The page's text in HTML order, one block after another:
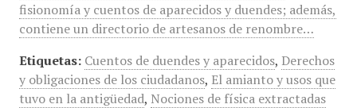
fisionomía y cuentos de aparecidos y duendes; además,
contiene un directorio de artesanos de renombre…
Etiquetas: Cuentos de duendes y aparecidos, Derechos
y obligaciones de los ciudadanos, El amianto y usos que
tuvo en la antigüedad, Nociones de física extractadas